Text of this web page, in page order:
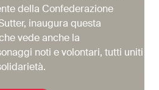
della Confederazione
inaugura questa
vede anche la
noti e volontari, tutti uniti